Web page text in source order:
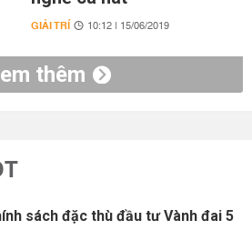
GIẢI TRÍ 10:12 | 15/06/2019
thêm
sách đặc thù đầu tư Vành đai 5